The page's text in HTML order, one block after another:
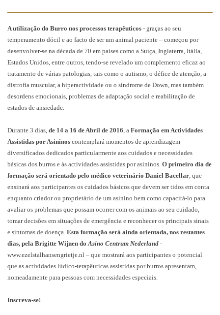
A utilização do Burro nos processos terapêuticos - graças ao seu
temperamento dócil e ao facto de ser um animal paciente – começou por
desenvolver-se na década de 70 em países como a Suíça, Inglaterra, Itália,
Estados Unidos, entre outros, tendo-se revelado um complemento eficaz ao
tratamento de várias patologias, tais como o autismo, o défice de atenção, a
distrofia muscular, a hiperactividade ou o síndrome de Down, mas também
desordens emocionais, problemas de adaptação social e reabilitação de
estados de ansiedade.
Durante 3 dias, de 14 a 16 de Abril de 2016, a Formação em Actividades
Assistidas por Asininos contemplará momentos de aprendizagem
diversificados dedicados particularmente aos cuidados e necessidades
básicas dos burros e às actividades assistidas por asininos. O primeiro dia de
formação será orientado pelo médico veterinário Daniel Bacellar, que
ensinará aos participantes os cuidados básicos que devem ser tidos em conta
enquanto criador ou proprietário de um asinino bem como capacitá-lo para
avaliar os problemas que possam ocorrer com os animais ao seu cuidado,
tomar decisões em situações de emergência e reconhecer os principais sinais
e sintomas de doença. Esta formação será ainda orientada, nos restantes
dias, pela Brigitte Wijnen doAsino Centrum Nederland -
www.ezelstalhansengrietje.nl – que mostrará aos participantes o potencial
que as actividades lúdico-terapêuticas assistidas por burros apresentam,
nomeadamente para pessoas com necessidades especiais.
Inscreva-se!